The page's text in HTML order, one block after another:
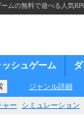
ムの無料で遊べる人気
ッシュゲーム
ジャンル詳細
ャー シミュレーション